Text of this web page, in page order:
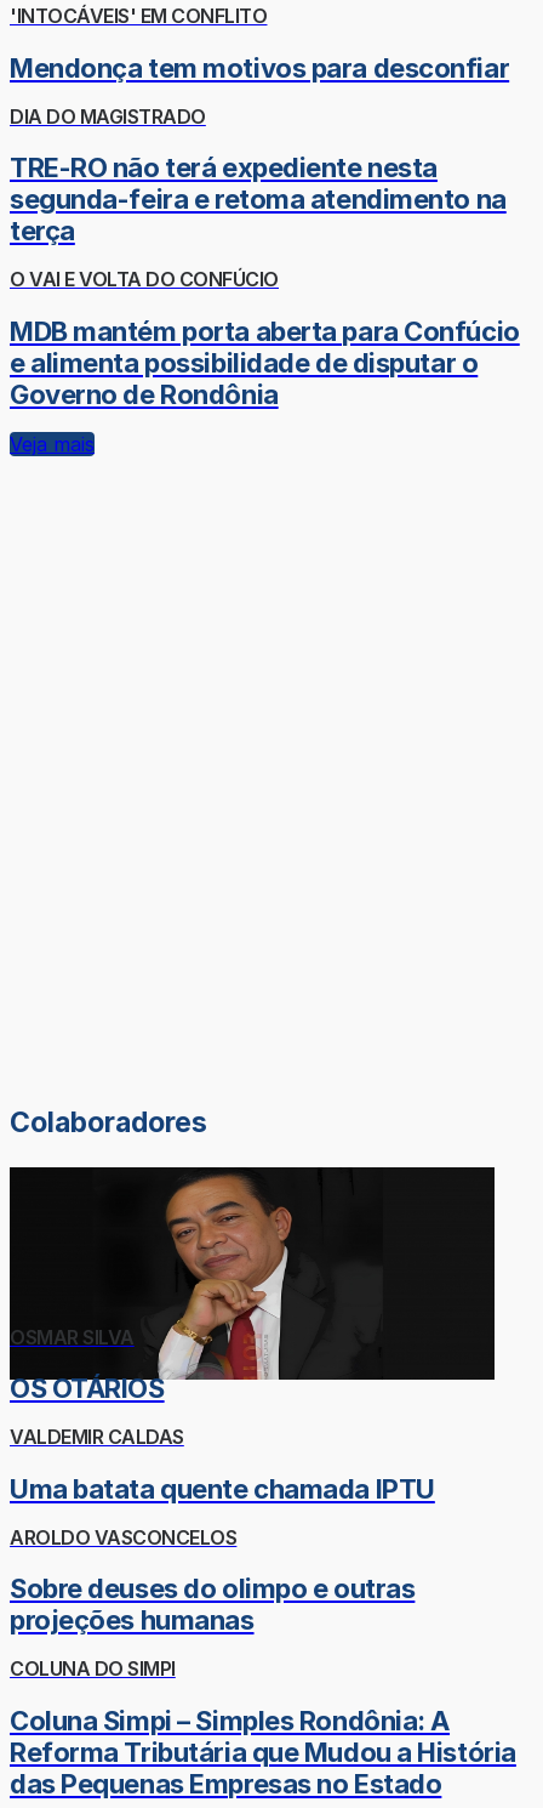
'INTOCÁVEIS' EM CONFLITO
Mendonça tem motivos para desconfiar
DIA DO MAGISTRADO
TRE-RO não terá expediente nesta
segunda-feira e retoma atendimento na
terça
O VAI E VOLTA DO CONFÚCIO
MDB mantém porta aberta para Confúcio
e alimenta possibilidade de disputar o
Governo de Rondônia
Veja mais
Colaboradores
OSMAR SILVA
OS OTÁRIOS
VALDEMIR CALDAS
Uma batata quente chamada IPTU
AROLDO VASCONCELOS
Sobre deuses do olimpo e outras
projeções humanas
COLUNA DO SIMPI
Coluna Simpi – Simples Rondônia: A
Reforma Tributária que Mudou a História
das Pequenas Empresas no Estado